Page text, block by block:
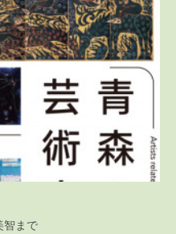
智まで